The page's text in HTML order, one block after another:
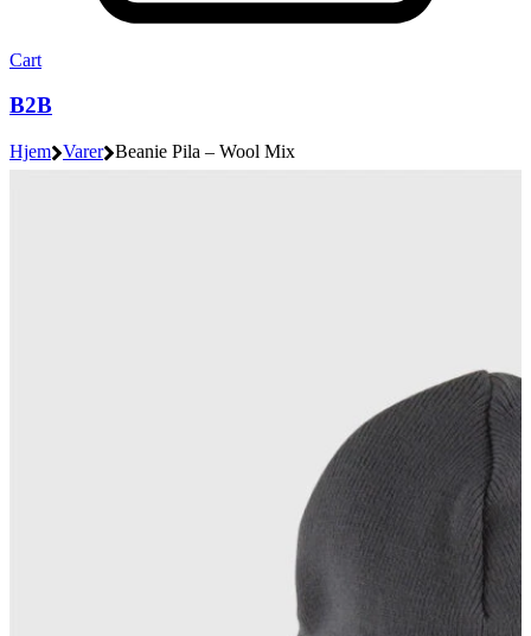
Cart
B2B
Hjem Varer Beanie Pila – Wool Mix